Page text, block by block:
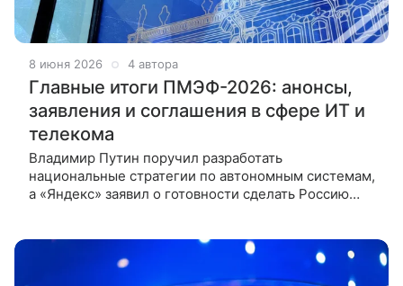
8 июня 2026 4 автора
Главные итоги ПМЭФ-2026: анонсы,
заявления и соглашения в сфере ИТ и
телекома
Владимир Путин поручил разработать
национальные стратегии по автономным системам,
а «Яндекс» заявил о готовности сделать Россию